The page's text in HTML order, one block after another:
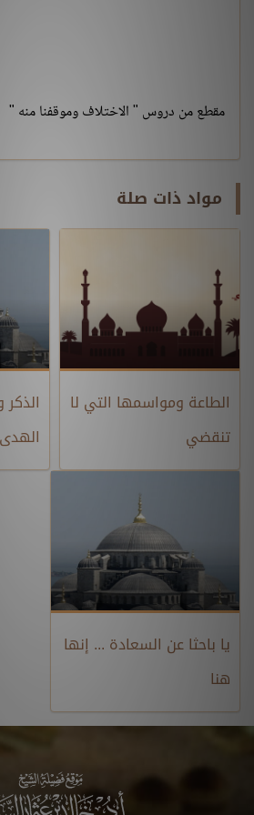
مقطع من دروس " الاختلاف وموقفنا منه "
مواد ذات صلة
الطاعة ومواسمها التي لا
تنقضي
الهدى
يا باحثا عن السعادة ... إنها
هنا